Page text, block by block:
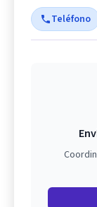
Teléfono